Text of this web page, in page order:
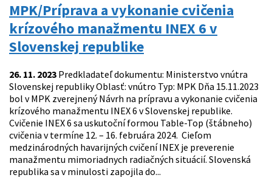
MPK/Príprava a vykonanie cvičenia
krízového manažmentu INEX 6 v
Slovenskej republike
26. 11. 2023 Predkladateľ dokumentu: Ministerstvo vnútra
Slovenskej republiky Oblasť: vnútro Typ: MPK Dňa 15.11.2023
bol v MPK zverejnený Návrh na prípravu a vykonanie cvičenia
krízového manažmentu INEX 6 v Slovenskej republike.
Cvičenie INEX 6 sa uskutoční formou Table-Top (štábneho)
cvičenia v termíne 12. – 16. februára 2024. Cieľom
medzinárodných havarijných cvičení INEX je preverenie
manažmentu mimoriadnych radiačných situácií. Slovenská
republika sa v minulosti zapojila do...